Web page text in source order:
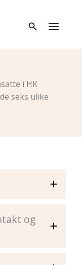
i HK
seks ulike
og